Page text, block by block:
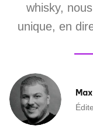
whisky,
unique, en